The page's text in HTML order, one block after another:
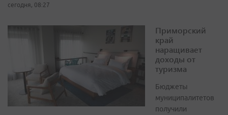
сегодня, 08:27
Приморский
край
наращивает
доходы от
туризма
Бюджеты
муниципалитетов
получили